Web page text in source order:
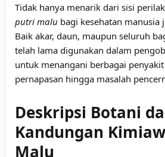
Tidak hanya menarik dari sisi
putri malu bagi kesehatan manusia
Baik akar, daun, maupun seluruh
telah lama digunakan dalam
untuk menangani berbagai
pernapasan hingga masalah
Deskripsi Botani
Kandungan
Malu